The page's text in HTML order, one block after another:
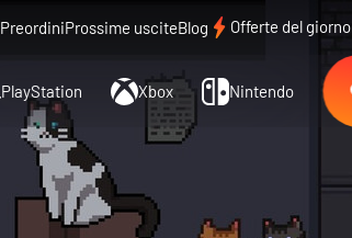
PreordiniProssime usciteBlog Offerte del giorno
PlayStation Xbox Nintendo